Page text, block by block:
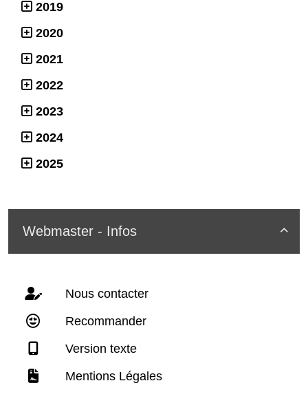
2019
2020
2021
2022
2023
2024
2025

Webmaster - Infos
Nous contacter
Recommander
Version texte
Mentions Légales